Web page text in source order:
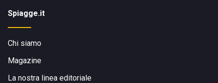
Spiagge.it
Chi siamo
Magazine
La nostra linea editoriale